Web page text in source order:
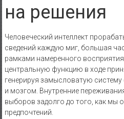
на решения
Человеческий интеллект
сведений каждую миг, большая
рамками намеренного
центральную функцию в ходе
генерируя замысловатую
и мозгом. Внутренние
выборов задолго до того, как мы
предпочтений.